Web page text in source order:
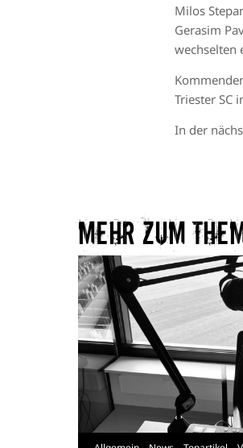
Milos
Gerasim
wechselten
Triester SC
In der
Mehr zum